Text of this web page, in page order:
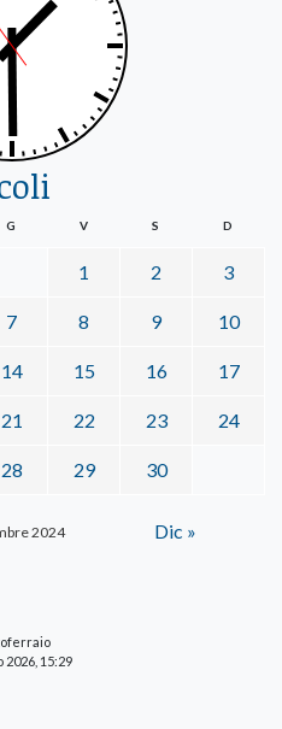
2024
G V S D
1 2 3
7 8 9 10
14 15 16 17
21 22 23 24
28 29 30
Dic »
2026, 15:29